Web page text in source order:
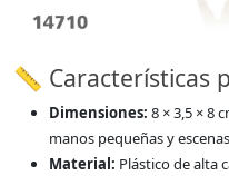
📏 Características
Dimensiones: 8 × 3,5 × 8
manos pequeñas y
Material: Plástico de alta